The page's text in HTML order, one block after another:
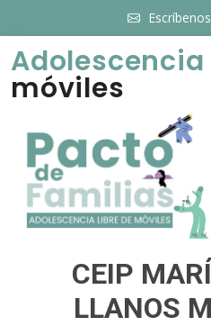
Adolescencia
móviles
CEIP
LLANOS